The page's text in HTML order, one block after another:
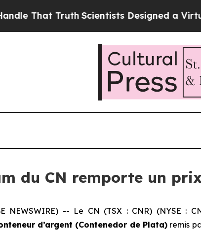
That Truth Scientists Designed a Virtual
du CN remporte un
NEWSWIRE) -- Le CN (TSX : CNR) (NYSE
d’argent (Contenedor de Plata) remis